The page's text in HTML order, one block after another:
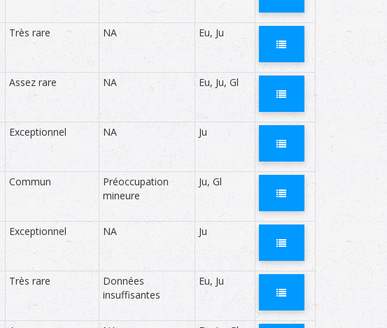
le statut de menace à l’échelle globale des îles Éparses
de l’IUCN mais adaptée aux petits territoires. - = non
Très rare NA Eu, Ju
Assez rare NA Eu, Ju, Gl
Exceptionnel NA Ju
Commun
Préoccupation
mineure
Ju, Gl
Exceptionnel NA Ju
Très rare
Données
insuffisantes
Eu, Ju